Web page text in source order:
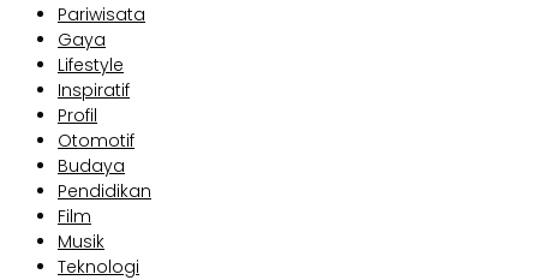
Pariwisata
Gaya
Lifestyle
Inspiratif
Profil
Otomotif
Budaya
Pendidikan
Film
Musik
Teknologi